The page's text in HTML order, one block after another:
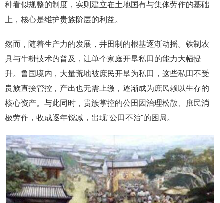
种看似规整的制度，实则建立在土地国有与集体劳作的基础
上，核心是维护贵族阶层的利益。
然而，随着生产力的发展，井田制的根基逐渐动摇。铁制农
具与牛耕技术的普及，让单个家庭开垦私田的能力大幅提
升。鲁国境内，大量荒地被庶民开垦为私田，这些私田不受
贵族直接管控，产出也无需上缴，逐渐成为庶民赖以生存的
核心资产。与此同时，贵族掌控的公田因治理松散、庶民消
极劳作，收成逐年锐减，出现“公田不治”的困局。